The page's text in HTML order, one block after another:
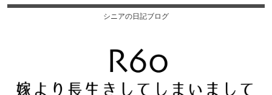
シニアの日記ブログ